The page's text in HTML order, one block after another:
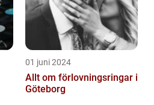
01 juni 2024
Allt om förlovningsringar i
Göteborg